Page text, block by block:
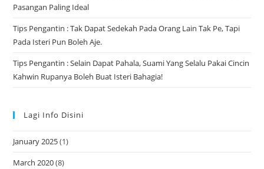
Pasangan Paling Ideal
Tips Pengantin : Tak Dapat Sedekah Pada Orang Lain Tak Pe, Tapi
Pada Isteri Pun Boleh Aje.
Tips Pengantin : Selain Dapat Pahala, Suami Yang Selalu Pakai Cincin
Kahwin Rupanya Boleh Buat Isteri Bahagia!
Lagi Info Disini
January 2025(1)
March 2020(8)